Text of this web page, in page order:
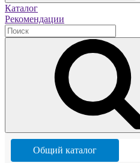
Каталог
Рекомендации
Общий каталог